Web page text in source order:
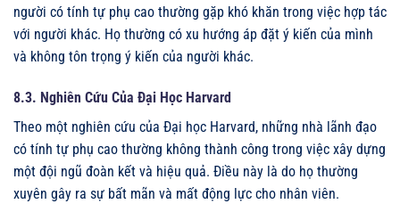
người có tính tự phụ cao thường gặp khó khăn trong việc hợp tác
với người khác. Họ thường có xu hướng áp đặt ý kiến của mình
và không tôn trọng ý kiến của người khác.
8.3. Nghiên Cứu Của Đại Học Harvard
Theo một nghiên cứu của Đại học Harvard, những nhà lãnh đạo
có tính tự phụ cao thường không thành công trong việc xây dựng
một đội ngũ đoàn kết và hiệu quả. Điều này là do họ thường
xuyên gây ra sự bất mãn và mất động lực cho nhân viên.